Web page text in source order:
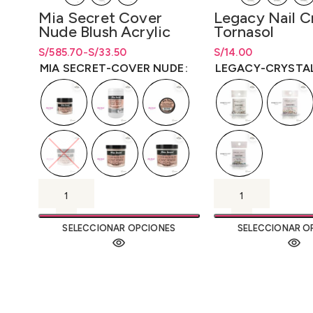
Mia Secret Cover
Nude Blush Acrylic
S/33.50
-
S/585.70
Rango de precios: desde S/33.50
hasta S/585.70
Rango de precios: desde
hastaS/585.70
MIA SECRET-COVER NUDE
SELECCIONAR OPCIONES
Legacy Nail
Tornasol
S/14.00
Rango de precios:
hastaS/14.00
LEGACY-
SELECCIONAR